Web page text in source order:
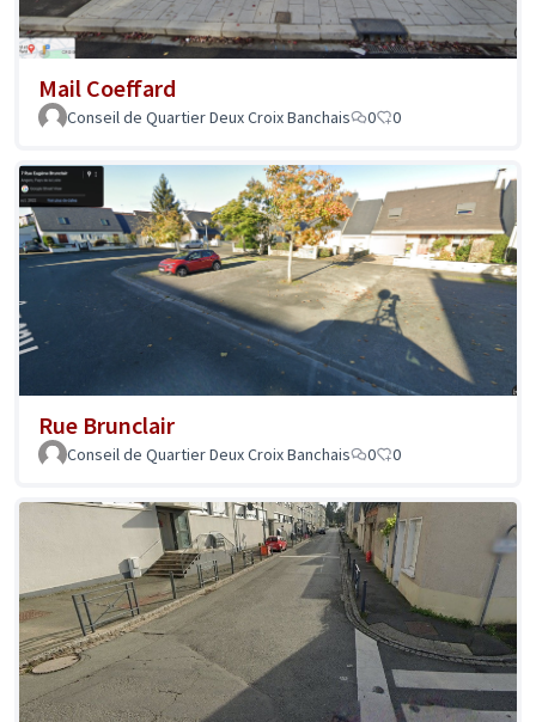
Mail Coeffard
Conseil de Quartier Deux Croix Banchais 0 0
Rue Brunclair
Conseil de Quartier Deux Croix Banchais 0 0